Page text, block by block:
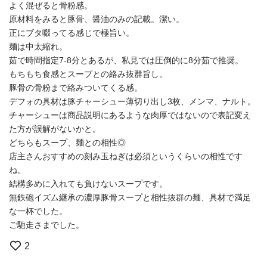
よく混ぜると骨粉感。
原材料をみると豚骨、醤油のみの記載。潔い。
正にブタ啜ってる感じで極旨い。
麺は中太縮れ。
茹で時間指定7-8分とあるが、私見では圧倒的に8分茹で推奨。
もちもち食感とスープとの絡み抜群旨し。
豚骨の骨粉まで絡みついてくる感。
デフォの具材は豚チャーシュー薄切り出し3枚、メンマ、ナルト。
チャーシューは商品説明にあるような肉厚ではないので表記変え
た方が誤解がないかと。
どちらもスープ、麺との相性◎
店主さんおすすめの刻み玉ねぎは必須というくらいの相性です
ね。
結構多めに入れても負けないスープです。
無鉄砲イズム継承の濃厚豚骨スープと相性抜群の麺、具材で満足
な一杯でした。
ご馳走さまでした。
2